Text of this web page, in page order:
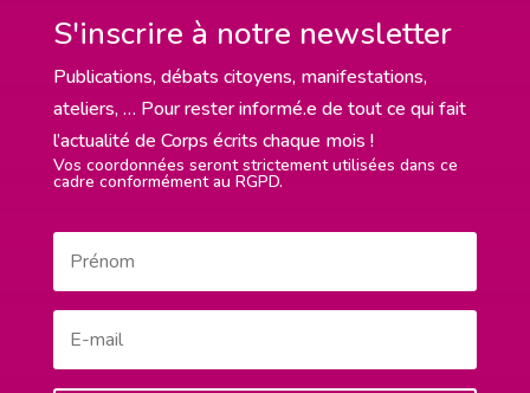
S'inscrire à notre newsletter
Publications, débats citoyens, manifestations,
ateliers, … Pour rester informé.e de tout ce qui fait
l’actualité de Corps écrits chaque mois !
Vos coordonnées seront strictement utilisées dans ce
cadre conformément au RGPD.